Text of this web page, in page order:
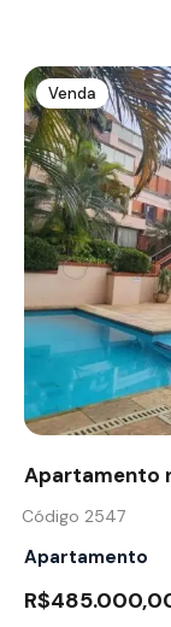
Venda
Apartamento
Código 2547
Apartamento